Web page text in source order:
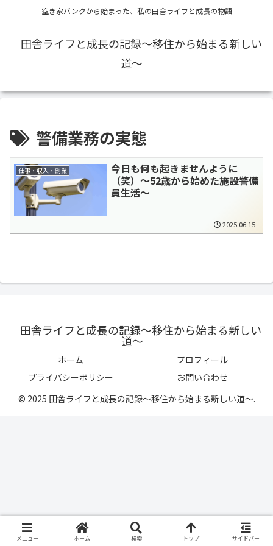
空き家バンクから始まった、私の田舎ライフと成長の物語
田舎ライフと成長の記録〜移住から始まる新しい
道〜
警備業務の実態
仕事・収入・副業
今日も何も起きませんように
（笑）～52歳から始めた施設警備
員生活～
2025.06.15
田舎ライフと成長の記録〜移住から始まる新しい
道〜
ホーム
プロフィール
プライバシーポリシー
お問い合わせ
© 2025 田舎ライフと成長の記録〜移住から始まる新しい道〜.
メニュー ホーム 検索 トップ サイドバー